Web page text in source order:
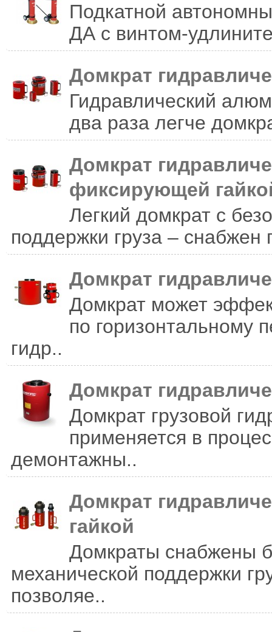
Подкатной
ДА с винтом-
Домкрат
Гидравлический
два раза легче
Домкрат
фиксирующей
Легкий домкрат с
поддержки груза – снабжен
Домкрат
Домкрат может
по горизонтальному
гидр..
Домкрат
Домкрат грузовой
применяется в
демонтажны..
Домкрат
гайкой
Домкраты снабжены
механической поддержки
позволяе..